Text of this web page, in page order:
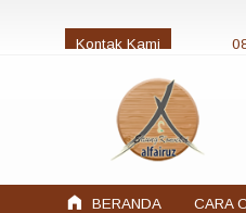
Kontak Kami
BERANDA CARA